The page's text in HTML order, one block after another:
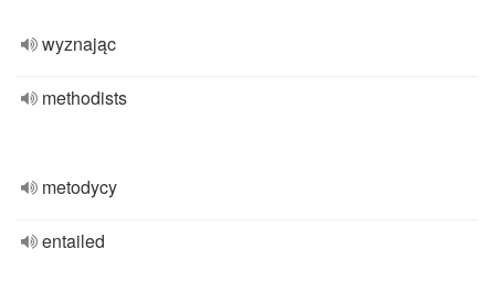
wyznając
methodists
metodycy
entailed